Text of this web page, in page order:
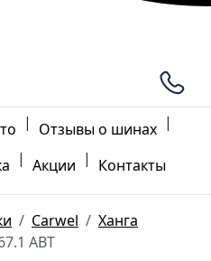
| Отзывы о шинах |
| Акции | Контакты
Carwel
Ханга
ABT